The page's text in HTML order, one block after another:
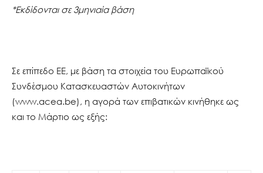
*Εκδίδονται σε 3μηνιαία βάση
Σε επίπεδο ΕΕ, με βάση τα στοιχεία του Ευρωπαϊκού
Συνδέσμου Κατασκευαστών Αυτοκινήτων
(www.acea.be), η αγορά των επιβατικών κινήθηκε ως
και το Μάρτιο ως εξής: